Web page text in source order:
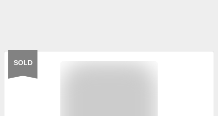
SOLD